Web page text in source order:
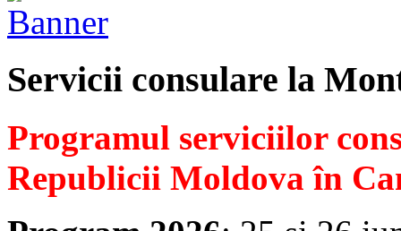
Servicii consulare la
Programul serviciilor
Republicii Moldova în